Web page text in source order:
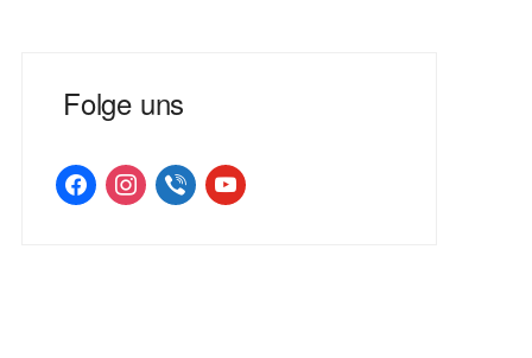
Folge uns
facebookinstagramviber youtube